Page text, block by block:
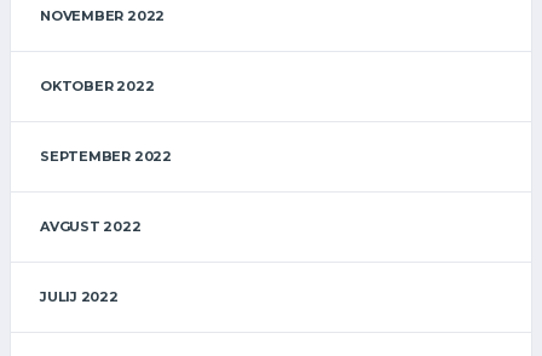
NOVEMBER 2022
OKTOBER 2022
SEPTEMBER 2022
AVGUST 2022
JULIJ 2022